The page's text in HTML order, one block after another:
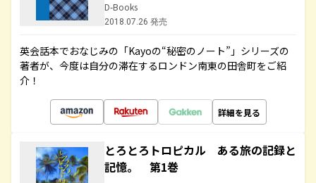
D-Books
2018.07.26 発売
英会話本でおなじみの「Kayoの“秘密のノート”」シリーズの
著者が、今度は自分の滞在するロンドン南東の田舎町をご紹
介！
詳細を見る
とろとろトロピカル ある旅の記録と
記憶。 第1巻